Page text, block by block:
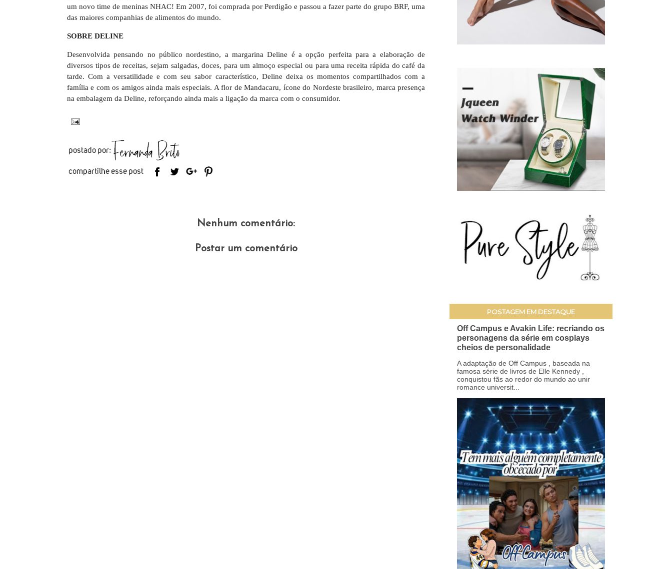
um novo time de meninas NHAC! Em 2007, foi comprada por Perdigão e passou a fazer parte do grupo BRF, uma
das maiores companhias de alimentos do mundo.
SOBRE DELINE
Desenvolvida pensando no público nordestino, a margarina Deline é a opção perfeita para a elaboração de
diversos tipos de receitas, sejam salgadas, doces, para um almoço especial ou para uma receita rápida do café da
tarde. Com a versatilidade e com seu sabor característico, Deline deixa os momentos compartilhados com a
família e com os amigos ainda mais especiais. A flor de Mandacaru, ícone do Nordeste brasileiro, marca presença
na embalagem da Deline, reforçando ainda mais a ligação da marca com o consumidor.
Nenhum comentário:
Postar um comentário
POSTAGEM EM DESTAQUE
Off Campus e Avakin Life: recriando os
personagens da série em cosplays
cheios de personalidade
A adaptação de Off Campus , baseada na
famosa série de livros de Elle Kennedy ,
conquistou fãs ao redor do mundo ao unir
romance universit...